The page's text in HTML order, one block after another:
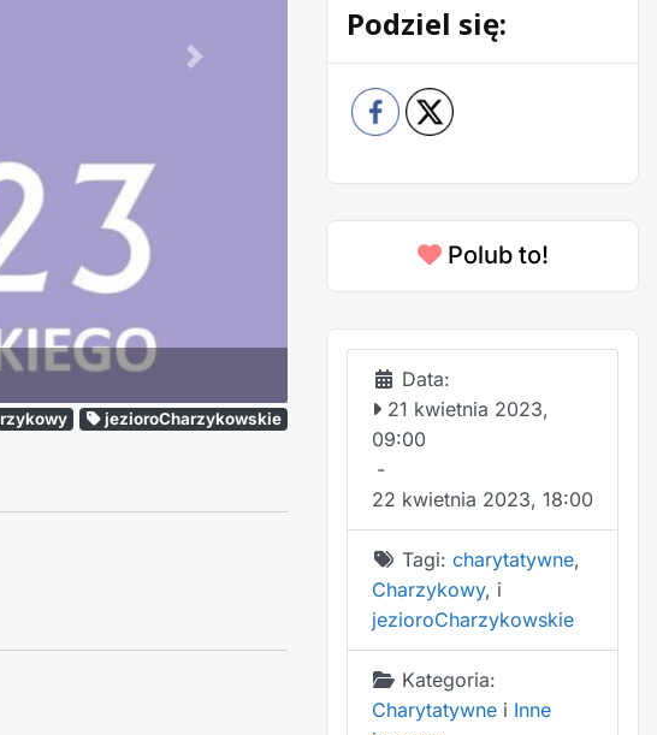
Następne
jezioroCharzykowskie
Podziel się:
Polub to!
Data:
21 kwietnia 2023,
09:00
-
22 kwietnia 2023, 18:00
Tagi: charytatywne,
Charzykowy, i
jezioroCharzykowskie
Kategoria:
Charytatywne i Inne